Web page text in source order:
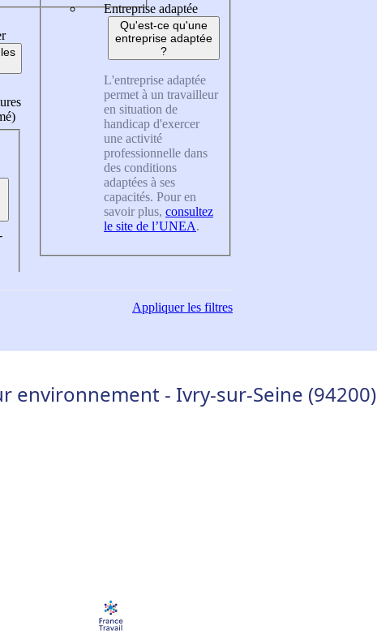
Entreprise adaptée
Qu'est-ce qu'une
entreprise adaptée
?
L'entreprise adaptée
permet à un travailleur
en situation de
handicap d'exercer
une activité
professionnelle dans
des conditions
adaptées à ses
capacités. Pour en
savoir plus, consultez
le site de l’UNEA.
Appliquerles filtres
environnement - Ivry-sur-Seine (94200)